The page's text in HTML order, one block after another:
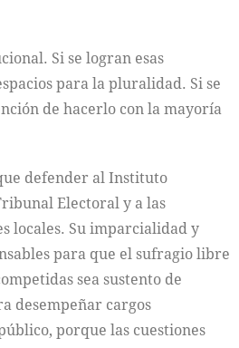
Si se logran esas
para la pluralidad. Si se
de hacerlo con la mayoría
defender al Instituto
Electoral y a las
locales. Su imparcialidad y
para que el sufragio libre
sea sustento de
desempeñar cargos
porque las cuestiones